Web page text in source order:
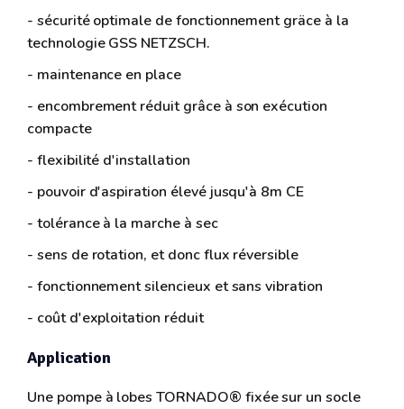
- sécurité optimale de fonctionnement gräce à la
technologie GSS NETZSCH.
- maintenance en place
- encombrement réduit grâce à son exécution
compacte
- flexibilité d'installation
- pouvoir d'aspiration élevé jusqu'à 8m CE
- tolérance à la marche à sec
- sens de rotation, et donc flux réversible
- fonctionnement silencieux et sans vibration
- coût d'exploitation réduit
Application
Une pompe à lobes TORNADO® fixée sur un socle